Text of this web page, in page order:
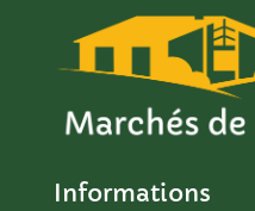
Informations